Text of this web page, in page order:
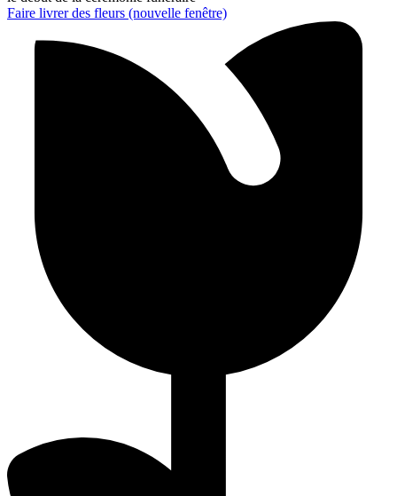
Faire livrer des fleurs (nouvelle fenêtre)